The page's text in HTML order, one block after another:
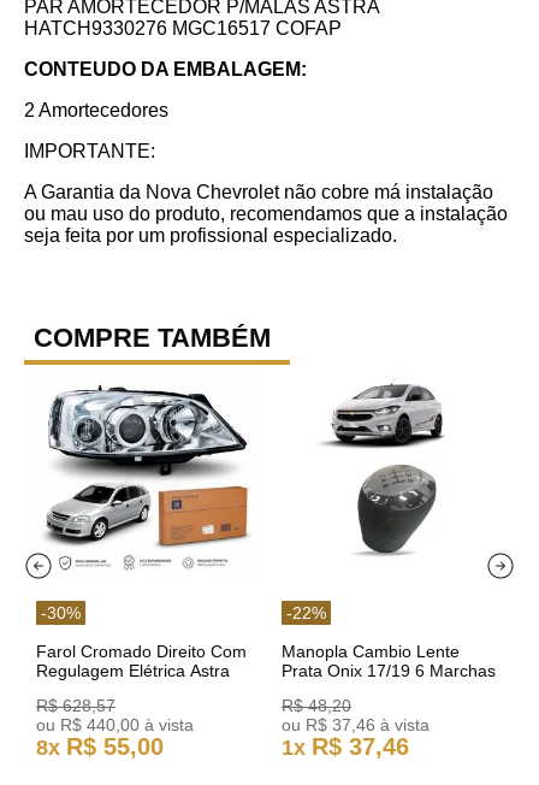
PAR AMORTECEDOR P/MALAS ASTRA
HATCH9330276 MGC16517 COFAP
CONTEUDO DA EMBALAGEM:
2 Amortecedores
IMPORTANTE:
A Garantia da Nova Chevrolet não cobre má instalação
ou mau uso do produto, recomendamos que a instalação
seja feita por um profissional especializado.
COMPRE TAMBÉM
-30%
Farol Cromado Direito Com
Regulagem Elétrica Astra
R$ 628,57
ou R$ 440 00 à vista
8x R$ 55,00
-22%
Manopla Cambio Lente
Prata Onix 17/19 6 Marchas
R$ 48,20
ou R$ 37 46 à vista
1x R$ 37,46